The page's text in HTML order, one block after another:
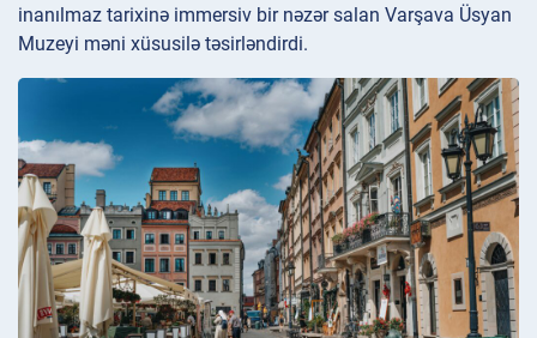
inanılmaz tarixinə immersiv bir nəzər salan Varşava Üsyan
Muzeyi məni xüsusilə təsirləndirdi.